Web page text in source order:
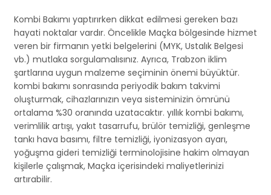
Kombi Bakımı yaptırırken dikkat edilmesi gereken bazı
hayati noktalar vardır. Öncelikle Maçka bölgesinde hizmet
veren bir firmanın yetki belgelerini (MYK, Ustalık Belgesi
vb.) mutlaka sorgulamalısınız. Ayrıca, Trabzon iklim
şartlarına uygun malzeme seçiminin önemi büyüktür.
kombi bakımı sonrasında periyodik bakım takvimi
oluşturmak, cihazlarınızın veya sisteminizin ömrünü
ortalama %30 oranında uzatacaktır. yıllık kombi bakımı,
verimlilik artışı, yakıt tasarrufu, brülör temizliği, genleşme
tankı hava basımı, filtre temizliği, iyonizasyon ayarı,
yoğuşma gideri temizliği terminolojisine hakim olmayan
kişilerle çalışmak, Maçka içerisindeki maliyetlerinizi
artırabilir.